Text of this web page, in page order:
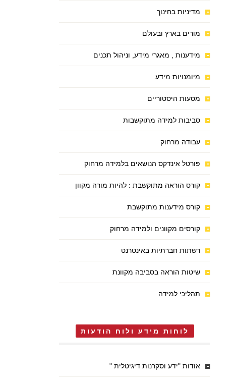
מדיניות בחינוך
מורים בארץ ובעולם
מידענות , מאגרי מידע, וניהול תכנים
מיומנויות מידע
מסעות היסטוריים
סביבות למידה מתוקשבות
עבודה מרחוק
פורטל אינדקס הנושאים בלמידה מרחוק
קורס הוראה מתוקשבת : להיות מורה מקוון
קורס מידענות מתוקשבת
קורסים מקוונים ולמידה מרחוק
רשתות חברתיות באינטרנט
שיטות הוראה בסביבה מקוונת
תהליכי למידה
לוחות מידע ולוח הודעות
אודות "ידע וסקרנות דיגיטלית "